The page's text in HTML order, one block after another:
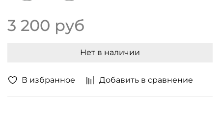
В избранное Добавить в сравнение
3 200 руб
Нет в наличии